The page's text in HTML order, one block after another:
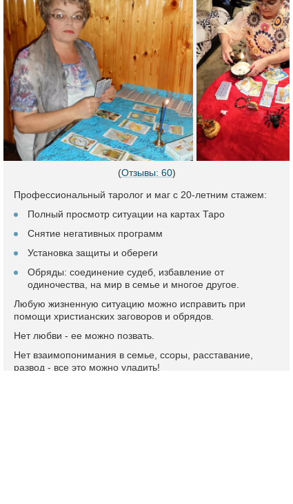
(Отзывы: 60)
Профессиональный таролог и маг с 20-летним стажем:
Полный просмотр ситуации на картах Таро
Снятие негативных программ
Установка защиты и обереги
Обряды: соединение судеб, избавление от
одиночества, на мир в семье и многое другое.
Любую жизненную ситуацию можно исправить при
помощи христианских заговоров и обрядов.
Нет любви - ее можно позвать.
Нет взаимопонимания в семье, ссоры, расставание,
развод - все это можно уладить!